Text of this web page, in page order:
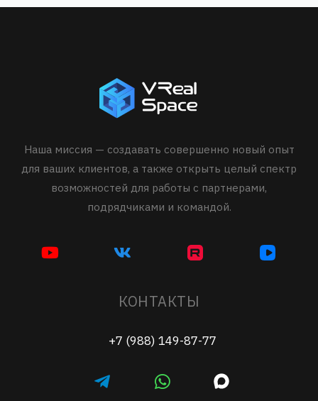
Наша миссия — создавать совершенно новый опыт
для ваших клиентов, а также открыть целый спектр
возможностей для работы с партнерами,
подрядчиками и командой.
КОНТАКТЫ
+7 (988) 149-87-77